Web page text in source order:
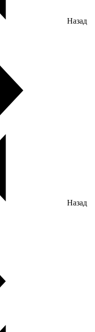
Назад
Назад